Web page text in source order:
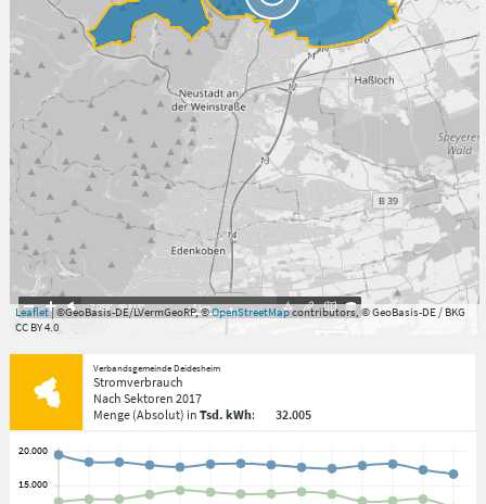
7.059°,49.813° 3km
Leaflet| ©GeoBasis-DE/LVermGeoRP, ©OpenStreetMapcontributors, © GeoBasis-DE / BKG
CC BY 4.0
Verbandsgemeinde Deidesheim
Stromverbrauch
Nach Sektoren 2017
Menge(Absolut) in Tsd. kWh: 32.005